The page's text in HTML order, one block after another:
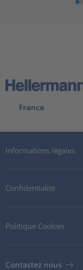
France
Informations légales
Confidentialité
Politique Cookies
Contactez nous